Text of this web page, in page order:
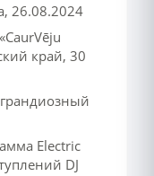
26.08.2024
край, 30
Electric
DJ